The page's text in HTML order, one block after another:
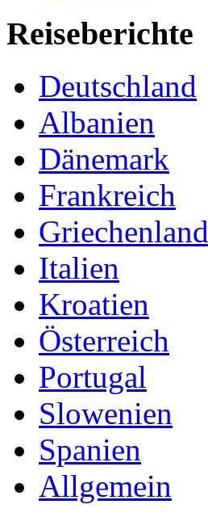
Reiseberichte
Deutschland
Albanien
Dänemark
Frankreich
Griechenland
Italien
Kroatien
Österreich
Portugal
Slowenien
Spanien
Allgemein